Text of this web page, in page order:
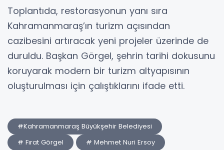
Toplantıda, restorasyonun yanı sıra
Kahramanmaraş’ın turizm açısından
cazibesini artıracak yeni projeler üzerinde de
duruldu. Başkan Görgel, şehrin tarihi dokusunu
koruyarak modern bir turizm altyapısının
oluşturulması için çalıştıklarını ifade etti.
#Kahramanmaraş Büyükşehir Belediyesi
# Fırat Görgel
# Mehmet Nuri Ersoy